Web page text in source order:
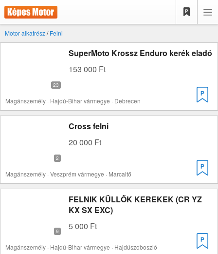
Motor alkatrész/Felni
SuperMoto Krossz Enduro kerék eladó
153 000 Ft
Magánszemély · Hajdú-Bihar vármegye · Debrecen
Cross felni
20 000 Ft
Magánszemély · Veszprém vármegye · Marcaltő
FELNIK KÜLLŐK KEREKEK (CR YZ
KX SX EXC)
5 000 Ft
Magánszemély · Hajdú-Bihar vármegye · Hajdúszoboszló